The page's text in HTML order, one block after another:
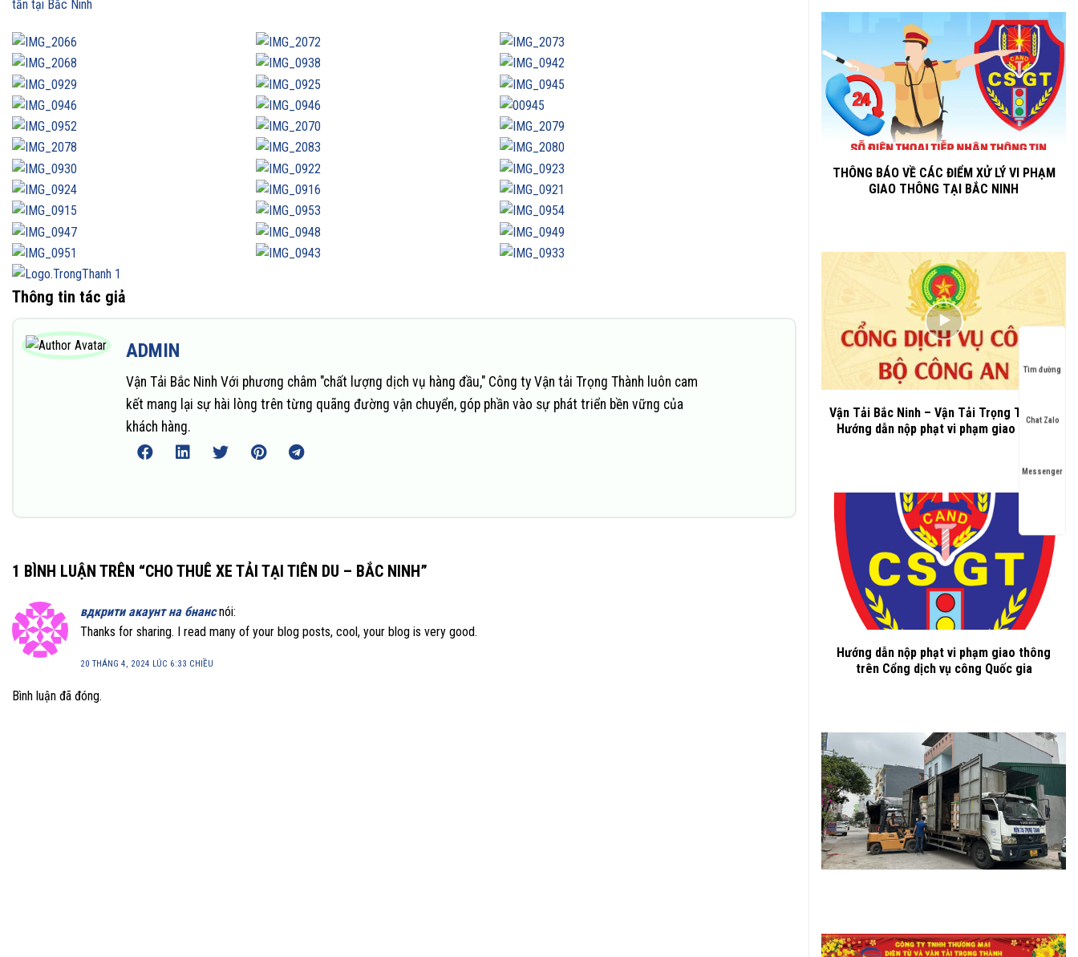
tấn tại Bắc Ninh
Thông tin tác giả
ADMIN
Vận Tải Bắc Ninh Với phương châm "chất lượng dịch vụ hàng đầu," Công ty Vận tải Trọng Thành luôn cam
kết mang lại sự hài lòng trên từng quãng đường vận chuyển, góp phần vào sự phát triển bền vững của
khách hàng.
1 BÌNH LUẬN TRÊN “CHO THUÊ XE TẢI TẠI TIÊN DU – BẮC NINH”
вдкрити акаунт на бнанс nói:
Thanks for sharing. I read many of your blog posts, cool, your blog is very good.
20 THÁNG 4, 2024 LÚC 6:33 CHIỀU
Bình luận đã đóng.
THÔNG BÁO VỀ CÁC ĐIỂM XỬ LÝ VI PHẠM
GIAO THÔNG TẠI BẮC NINH
Vận Tải Bắc Ninh – Vận Tải Trọng Thành –
Hướng dẫn nộp phạt vi phạm giao thông
Hướng dẫn nộp phạt vi phạm giao thông
trên Cổng dịch vụ công Quốc gia
Tìm đường
Chat Zalo
Messenger